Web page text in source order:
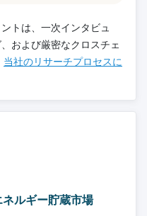
トは、一次インタビュ
および厳密なクロスチェ
当社のリサーチプロセスに
ルギー貯蔵市場